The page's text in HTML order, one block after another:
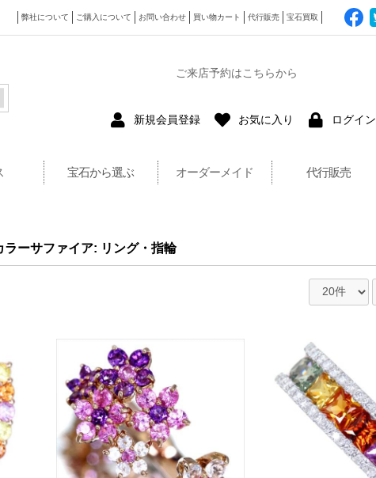
弊社について ご購入について お問い合わせ 買い物カート 代行販売 宝石買取
ご来店予約はこちらから
新規会員登録 お気に入り ログイン
宝石から選ぶ オーダーメイド 代行販売
ラーサファイア: リング・指輪